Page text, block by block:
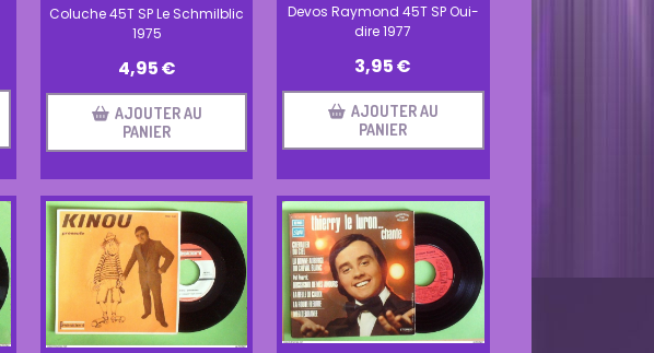
Coluche 45T SP Le Schmilblic
1975
4,95€
AJOUTER AU
PANIER
Devos Raymond 45T SP Oui-
dire 1977
3,95€
AJOUTER AU
PANIER